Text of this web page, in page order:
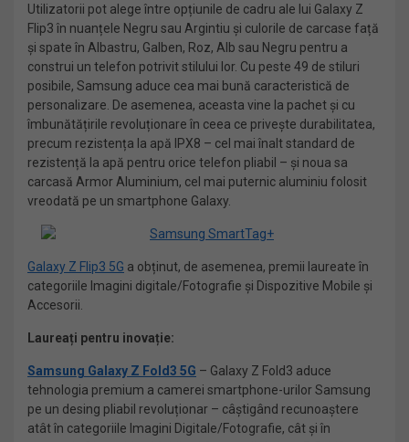
Utilizatorii pot alege între opțiunile de cadru ale lui Galaxy Z
Flip3 în nuanțele Negru sau Argintiu și culorile de carcase față
și spate în Albastru, Galben, Roz, Alb sau Negru pentru a
construi un telefon potrivit stilului lor. Cu peste 49 de stiluri
posibile, Samsung aduce cea mai bună caracteristică de
personalizare. De asemenea, aceasta vine la pachet și cu
îmbunătățirile revoluționare în ceea ce privește durabilitatea,
precum rezistența la apă IPX8 – cel mai înalt standard de
rezistență la apă pentru orice telefon pliabil – și noua sa
carcasă Armor Aluminium, cel mai puternic aluminiu folosit
vreodată pe un smartphone Galaxy.
Galaxy Z Flip3 5G a obținut, de asemenea, premii laureate în
categoriile Imagini digitale/Fotografie și Dispozitive Mobile și
Accesorii.
Laureați pentru inovație:
Samsung Galaxy Z Fold3 5G – Galaxy Z Fold3 aduce
tehnologia premium a camerei smartphone-urilor Samsung
pe un desing pliabil revoluționar – câștigând recunoaștere
atât în ​​categoriile Imagini Digitale/Fotografie, cât și în